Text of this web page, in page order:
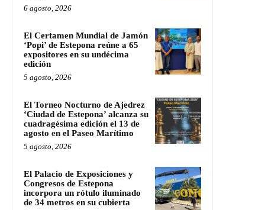
6 agosto, 2026
El Certamen Mundial de Jamón
‘Popi’ de Estepona reúne a 65
expositores en su undécima
edición
5 agosto, 2026
El Torneo Nocturno de Ajedrez
‘Ciudad de Estepona’ alcanza su
cuadragésima edición el 13 de
agosto en el Paseo Marítimo
5 agosto, 2026
El Palacio de Exposiciones y
Congresos de Estepona
incorpora un rótulo iluminado
de 34 metros en su cubierta